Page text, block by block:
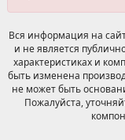
Вся информация на
и не является
характеристиках и
быть изменена
не может быть
Пожалуйста,